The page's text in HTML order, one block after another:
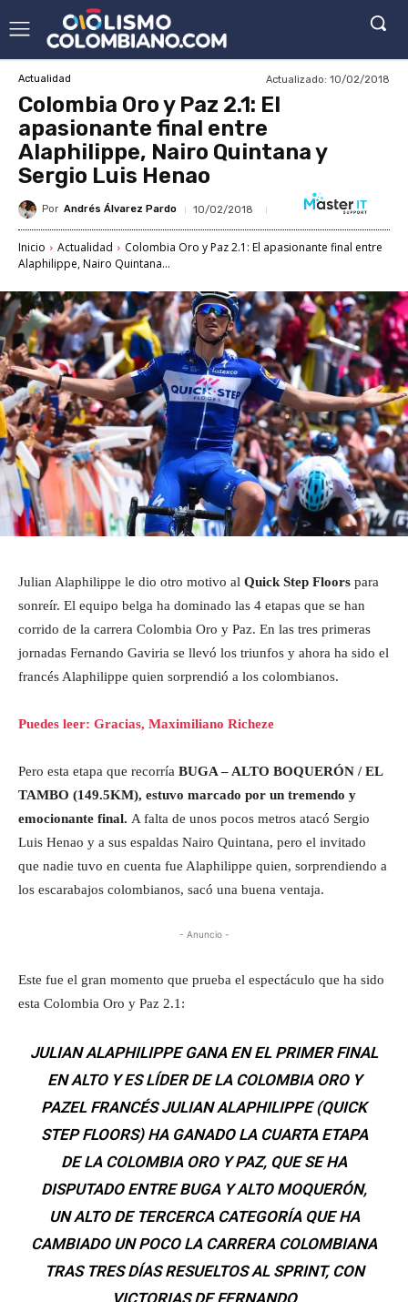
Actualidad Actualizado: 10/02/2018
Colombia Oro y Paz 2.1: El
apasionante final entre
Alaphilippe, Nairo Quintana y
Sergio Luis Henao
Por Andrés Álvarez Pardo 10/02/2018
Inicio Actualidad
Colombia Oro y Paz 2.1: El apasionante final entre
Alaphilippe, Nairo Quintana...
Julian Alaphilippe le dio otro motivo al Quick Step Floors para
sonreír. El equipo belga ha dominado las 4 etapas que se han
corrido de la carrera Colombia Oro y Paz. En las tres primeras
jornadas Fernando Gaviria se llevó los triunfos y ahora ha sido el
francés Alaphilippe quien sorprendió a los colombianos.
Puedes leer: Gracias, Maximiliano Richeze
Pero esta etapa que recorría BUGA – ALTO BOQUERÓN / EL
TAMBO (149.5KM), estuvo marcado por un tremendo y
emocionante final. A falta de unos pocos metros atacó Sergio
Luis Henao y a sus espaldas Nairo Quintana, pero el invitado
que nadie tuvo en cuenta fue Alaphilippe quien, sorprendiendo a
los escarabajos colombianos, sacó una buena ventaja.
- Anuncio -
Este fue el gran momento que prueba el espectáculo que ha sido
esta Colombia Oro y Paz 2.1:
JULIAN ALAPHILIPPE GANA EN EL PRIMER FINAL
EN ALTO Y ES LÍDER DE LA COLOMBIA ORO Y
PAZEL FRANCÉS JULIAN ALAPHILIPPE (QUICK
STEP FLOORS) HA GANADO LA CUARTA ETAPA
DE LA COLOMBIA ORO Y PAZ, QUE SE HA
DISPUTADO ENTRE BUGA Y ALTO MOQUERÓN,
UN ALTO DE TERCERCA CATEGORÍA QUE HA
CAMBIADO UN POCO LA CARRERA COLOMBIANA
TRAS TRES DÍAS RESUELTOS AL SPRINT, CON
VICTORIAS DE FERNANDO